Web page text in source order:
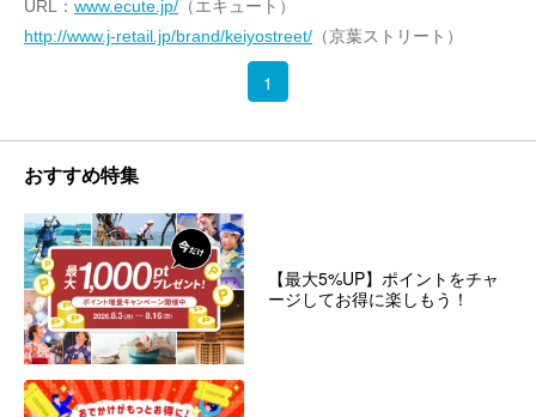
URL： www.ecute.jp/ （エキュート）
http://www.j-retail.jp/brand/keiyostreet/ （京葉ストリート）
1
おすすめ特集
【最大5%UP】ポイントをチャ
ージしてお得に楽しもう！